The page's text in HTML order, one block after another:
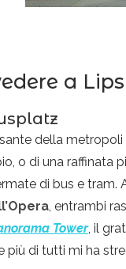
a
della
o di una raffinata
di bus e tram.
, entrambi
Tower, il
più di tutti mi ha